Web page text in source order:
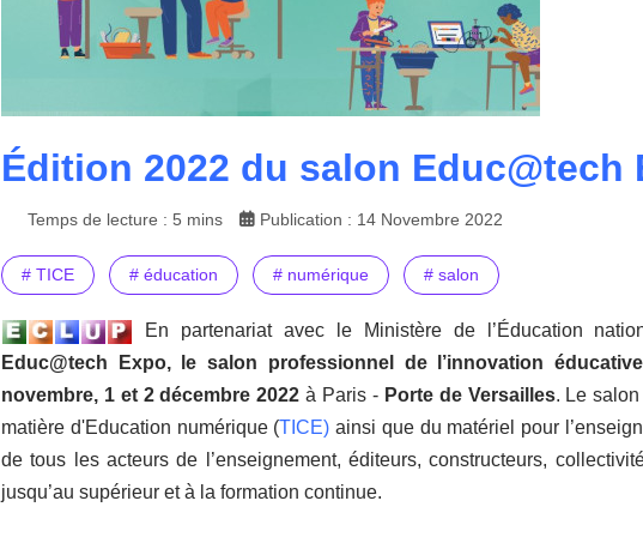
Édition 2022 du salon Educ@tech
Temps de lecture : 5 mins Publication : 14 Novembre 2022
# TICE # éducation # numérique # salon
En partenariat avec le Ministère de l’Éducation
Educ@tech Expo, le salon professionnel de l’innovation
novembre, 1 et 2 décembre 2022à Paris - Porte de Versailles. Le
matière d'Education numérique (TICE) ainsi que du matériel pour
de tous les acteurs de l’enseignement, éditeurs, constructeurs,
jusqu’au supérieur et à la formation continue.